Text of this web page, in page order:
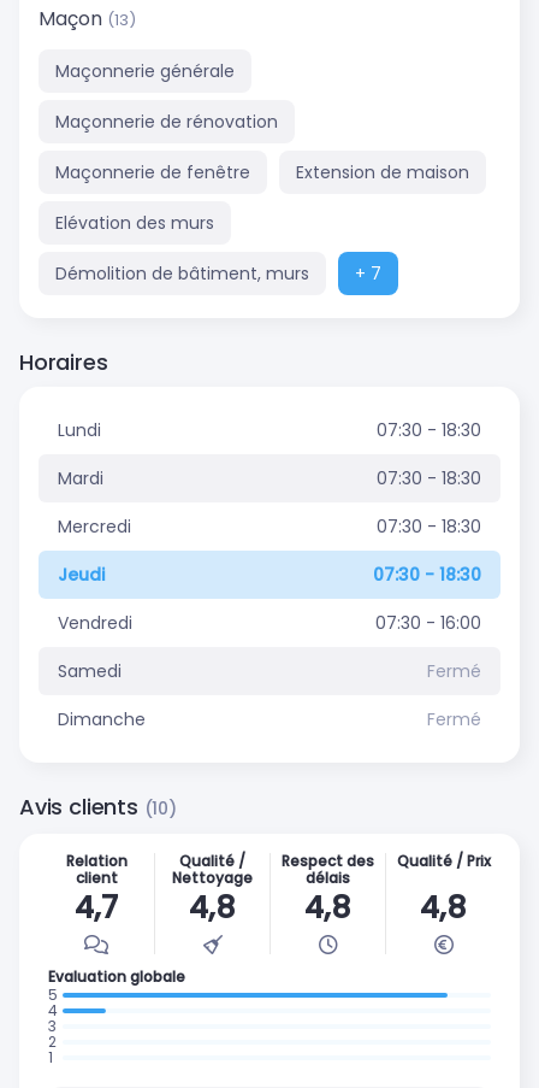
Maçon (13)
Maçonnerie générale
Maçonnerie de rénovation
Maçonnerie de fenêtre Extension de maison
Elévation des murs
Démolition de bâtiment, murs + 7
Horaires
Lundi
07:30 - 18:30
Mardi
07:30 - 18:30
Mercredi
07:30 - 18:30
Jeudi
07:30 - 18:30
Vendredi
07:30 - 16:00
Samedi
Fermé
Dimanche
Fermé
Avis clients (10)
Evaluation globale
Relation
client
4,7
Qualité /
Nettoyage
4,8
Respect des
délais
4,8
Qualité / Prix
4,8